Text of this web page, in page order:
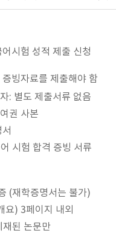
시험 성적 제출 신청
빙자료를 제출해야 함
: 별도 제출서류 없음
권 사본
시험 합격 증빙 서류
(재학증명서는 불가)
) 3페이지 내외
된 논문만